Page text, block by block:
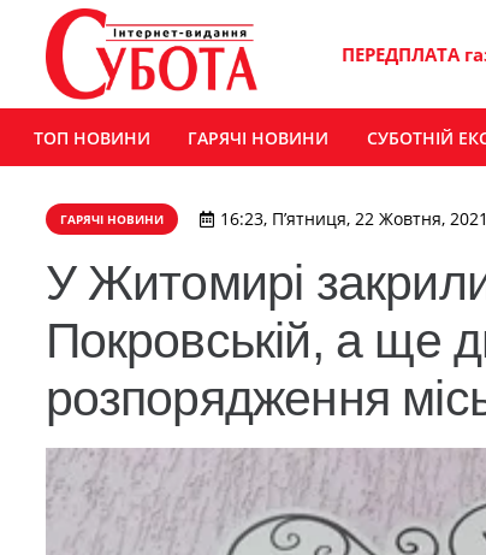
ПЕРЕДПЛАТА
ТОП НОВИНИ ГАРЯЧІ НОВИНИ СУБОТНІЙ
ГАРЯЧІ НОВИНИ 16:23, П’ятниця, 22 Жовтня, 2021
У Житомирі
Покровській, а ще
розпорядження